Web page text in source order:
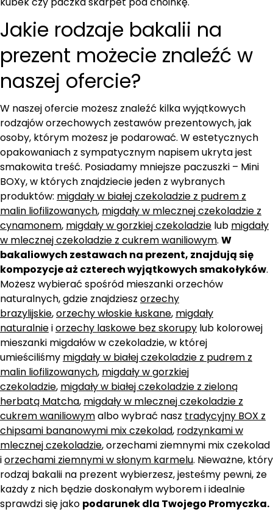
Jakie rodzaje bakalii na
prezent możecie znaleźć w
naszej ofercie?
W naszej ofercie możesz znaleźć kilka wyjątkowych
rodzajów orzechowych zestawów prezentowych, jak
osoby, którym możesz je podarować. W estetycznych
opakowaniach z sympatycznym napisem ukryta jest
smakowita treść. Posiadamy mniejsze paczuszki – Mini
BOXy, w których znajdziecie jeden z wybranych
produktów: migdały w białej czekoladzie z pudrem z
malin liofilizowanych, migdały w mlecznej czekoladzie z
cynamonem, migdały w gorzkiej czekoladzie lub migdały
w mlecznej czekoladzie z cukrem waniliowym. W
bakaliowych zestawach na prezent, znajdują się
kompozycje aż czterech wyjątkowych smakołyków.
Możesz wybierać spośród mieszanki orzechów
naturalnych, gdzie znajdziesz orzechy
brazylijskie,orzechy włoskie łuskane, migdały
naturalnieiorzechy laskowe bez skorupy lub kolorowej
mieszanki migdałów w czekoladzie, w której
umieściliśmy migdały w białej czekoladzie z pudrem z
malin liofilizowanych, migdały w gorzkiej
czekoladzie, migdały w białej czekoladzie z zieloną
herbatą Matcha, migdały w mlecznej czekoladzie z
cukrem waniliowymalbo wybrać nasz tradycyjny BOX z
chipsami bananowymi mix czekolad, rodzynkami w
mlecznej czekoladzie, orzechami ziemnymi mix czekolad
iorzechami ziemnymi w słonym karmelu. Nieważne, który
rodzaj bakalii na prezent wybierzesz, jesteśmy pewni, że
każdy z nich będzie doskonałym wyborem i idealnie
sprawdzi się jako podarunek dla Twojego Promyczka.